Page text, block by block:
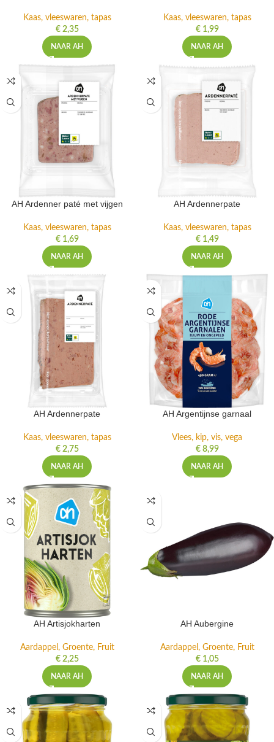
Kaas, vleeswaren, tapas
€2,35
NAAR AH
Kaas, vleeswaren, tapas
€1,99
NAAR AH
AH Ardenner paté met vijgen
Kaas, vleeswaren, tapas
€1,69
NAAR AH
AH Ardennerpate
Kaas, vleeswaren, tapas
€1,49
NAAR AH
AH Ardennerpate
Kaas, vleeswaren, tapas
€2,75
NAAR AH
AH Argentijnse garnaal
Vlees, kip, vis, vega
€8,99
NAAR AH
AH Artisjokharten
Aardappel, Groente, Fruit
€2,25
NAAR AH
AH Aubergine
Aardappel, Groente, Fruit
€1,05
NAAR AH